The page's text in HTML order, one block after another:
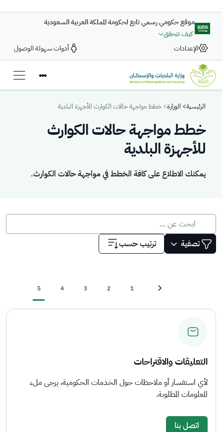
موقع حكومي رسمي تابع لحكومة المملكة العربية السعودية
كيف تتحقق
الإعدادات
أدوات سهولة الوصول
Breadcrumb
الرئيسية الوزارة خطط مواجهة حالات الكوارث للأجهزة البلدية
خطط مواجهة حالات الكوارث
للأجهزة البلدية
يمكنك الاطلاع على كافة الخطط في مواجهة حالات الكوارث.
تصفية ترتيب حسب
First page
Page
1
Page
2
Page
3
Page
4
Current page
5
التعليقات والاقتراحات
لأي استفسار أو ملاحظات حول الخدمات الحكومية، يرجى ملء
المعلومات المطلوبة.
اتصل بنا